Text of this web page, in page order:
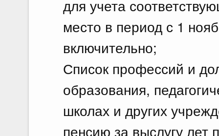
для учета
место в период с 1
включительно;
Список профессий и
образования,
школах и других
пенсию за выслугу лет